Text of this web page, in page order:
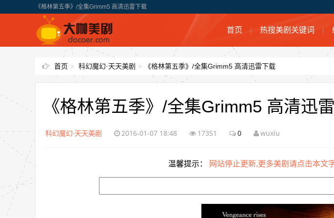
《格林第五季》/全集Grimm5 高清迅雷下载
首页 热搜美剧关键词
首页 > 科幻魔幻·天天美剧 > 《格林第五季》/全集Grimm5 高清迅雷下载
《格林第五季》/全集Grimm5 高清迅
科幻魔幻·天天美剧 2016-01-07 18:48 17351 0 wuxiu
温馨提示： 网站停止更新,更多美剧请点击本文